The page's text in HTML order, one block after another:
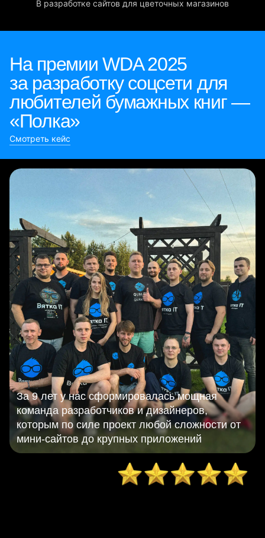
В разработке сайтов для цветочных магазинов
На премии WDA 2025
за разработку соцсети для
любителей бумажных книг —
«Полка»
Смотреть кейс
Булиты компании
За 9 лет у нас сформировалась мощная
команда разработчиков и дизайнеров,
которым по силе проект любой сложности от
мини-сайтов до крупных приложений